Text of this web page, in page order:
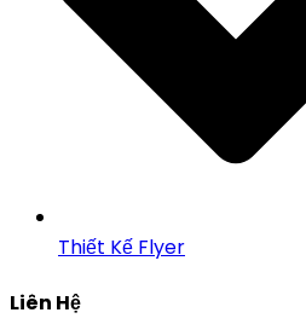
Thiết Kế Flyer
Liên Hệ